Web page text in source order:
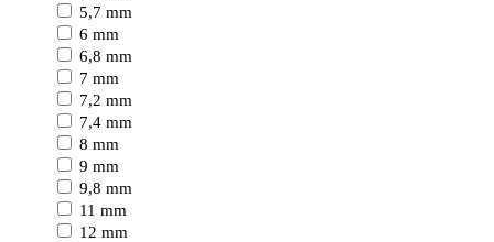
5,7 mm
6 mm
6,8 mm
7 mm
7,2 mm
7,4 mm
8 mm
9 mm
9,8 mm
11 mm
12 mm